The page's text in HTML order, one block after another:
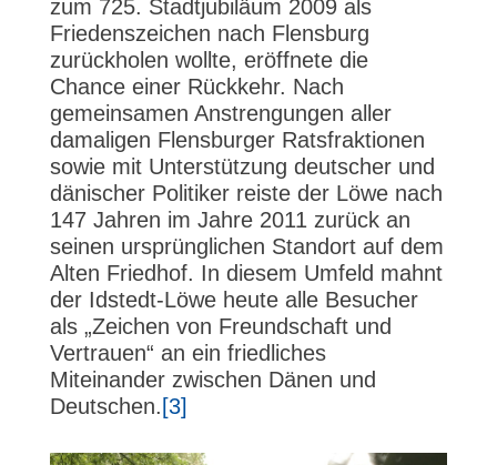
zum 725. Stadtjubiläum 2009 als
Friedenszeichen nach Flensburg
zurückholen wollte, eröffnete die
Chance einer Rückkehr. Nach
gemeinsamen Anstrengungen aller
damaligen Flensburger Ratsfraktionen
sowie mit Unterstützung deutscher und
dänischer Politiker reiste der Löwe nach
147 Jahren im Jahre 2011 zurück an
seinen ursprünglichen Standort auf dem
Alten Friedhof. In diesem Umfeld mahnt
der Idstedt-Löwe heute alle Besucher
als „Zeichen von Freundschaft und
Vertrauen“ an ein friedliches
Miteinander zwischen Dänen und
Deutschen. [3]